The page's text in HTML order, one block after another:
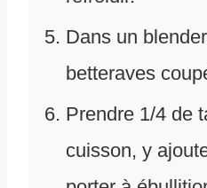
Dans un
betteraves
Prendre 1/4 de
cuisson, y